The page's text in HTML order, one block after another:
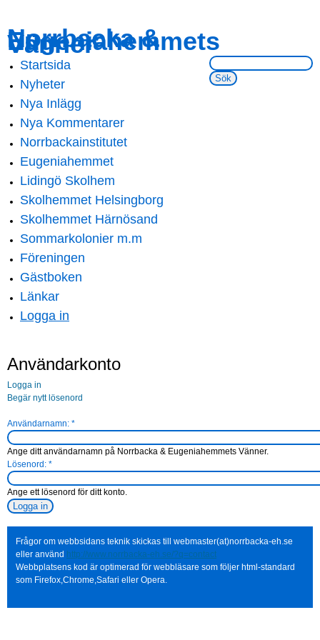
main
content
navigation
Norrbacka &
Eugeniahemmets
Vänner
Sök på webbsidan:
Main menu
Startsida
Nyheter
Nya Inlägg
Nya Kommentarer
Norrbackainstitutet
Eugeniahemmet
Lidingö Skolhem
Skolhemmet Helsingborg
Skolhemmet Härnösand
Sommarkolonier m.m
Föreningen
Gästboken
Länkar
Logga in
Användarkonto
Logga in
Begär nytt lösenord
Användarnamn: *
Ange ditt användarnamn på Norrbacka & Eugeniahemmets Vänner.
Lösenord: *
Ange ett lösenord för ditt konto.
Frågor om webbsidans teknik skickas till webmaster(at)norrbacka-eh.se
eller använd http://www.norrbacka-eh.se/?q=contact
Webbplatsens kod är optimerad för webbläsare som följer html-standard
som Firefox,Chrome,Safari eller Opera.